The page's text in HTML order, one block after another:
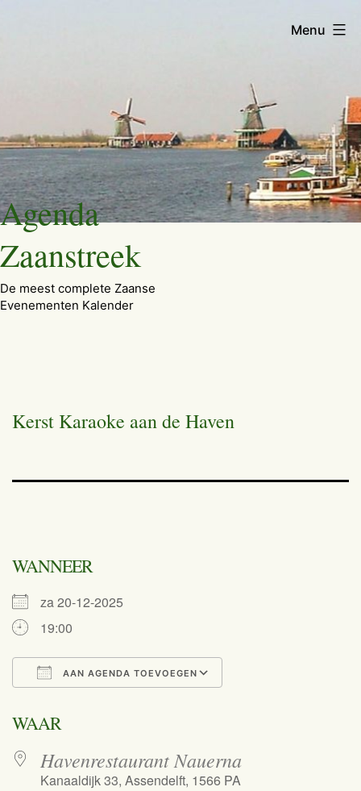
Ga
naar
de
inhoud
Agenda
Zaanstreek
De meest complete Zaanse
Evenementen Kalender
Menu
Kerst Karaoke aan de Haven
WANNEER
za 20-12-2025
19:00
AAN AGENDA TOEVOEGEN
WAAR
Havenrestaurant Nauerna
Kanaaldijk 33, Assendelft, 1566 PA